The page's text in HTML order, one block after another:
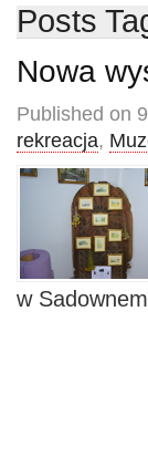
Posts
Nowa
Published on
rekreacja,
w